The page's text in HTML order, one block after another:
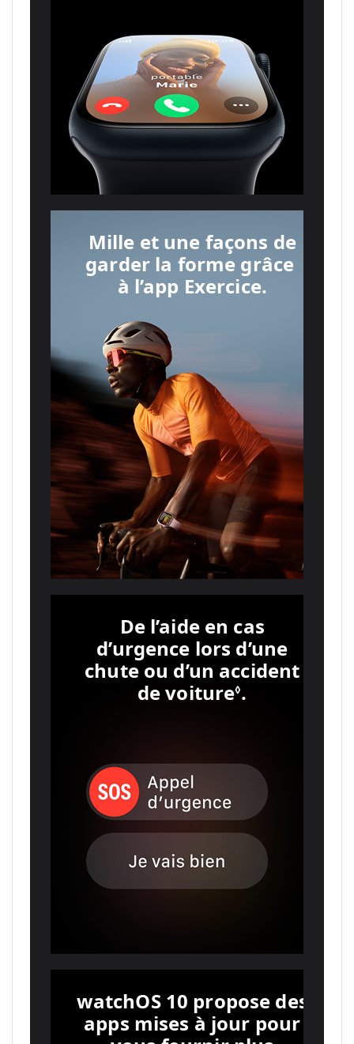
Mille et une façons de
garder la forme grâce
à l’app Exercice.
De l’aide en cas
d’urgence lors d’une
chute ou d’un accident
de voiture◊Renvoi
.
watchOS 10 propose des
apps mises à jour pour